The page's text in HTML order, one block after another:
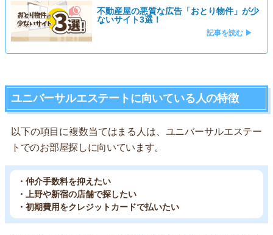
不動産屋の悪質な広告「おとり物件」が少
ないサイト3選！
記事を読む ▶
ユニバーサルエステートに向いている人の特徴
以下の項目に複数当てはまる人は、ユニバーサルエステー
トでのお部屋探しに向いています。
・仲介手数料を抑えたい
・上野や新宿の店舗で探したい
・初期費用をクレジットカードで払いたい